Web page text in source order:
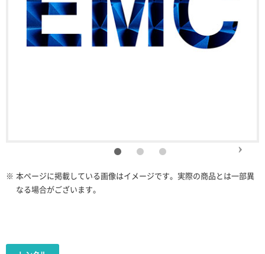
※ 本ページに掲載している画像はイメージです。実際の商品とは一部異
なる場合がございます。